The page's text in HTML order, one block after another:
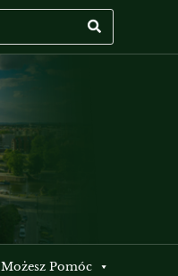
Możesz Pomóc